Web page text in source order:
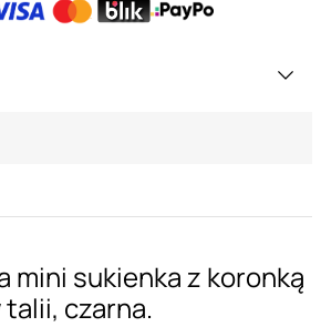
mini sukienka z koronką
czarna.